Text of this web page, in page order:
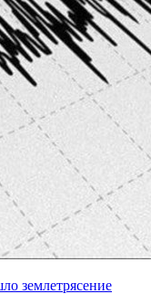
землетрясение